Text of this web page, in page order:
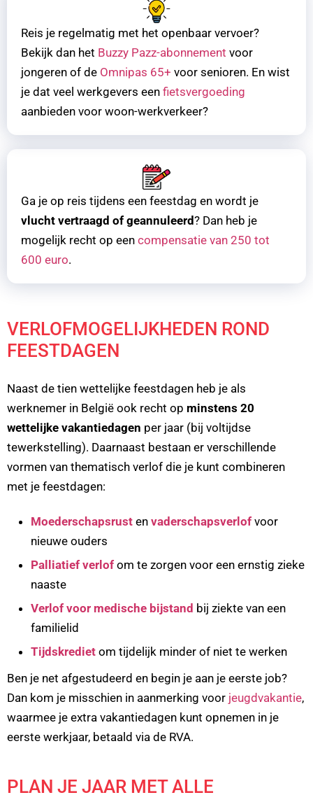
Reis je regelmatig met het openbaar vervoer?
Bekijk dan het Buzzy Pazz-abonnement voor
jongeren of de Omnipas 65+ voor senioren. En wist
je dat veel werkgevers een fietsvergoeding
aanbieden voor woon-werkverkeer?
Ga je op reis tijdens een feestdag en wordt je
vlucht vertraagd of geannuleerd? Dan heb je
mogelijk recht op een compensatie van 250 tot
600 euro.
VERLOFMOGELIJKHEDEN ROND
FEESTDAGEN
Naast de tien wettelijke feestdagen heb je als
werknemer in België ook recht op minstens 20
wettelijke vakantiedagen per jaar (bij voltijdse
tewerkstelling). Daarnaast bestaan er verschillende
vormen van thematisch verlof die je kunt combineren
met je feestdagen:
Moederschapsrust en vaderschapsverlof voor
nieuwe ouders
Palliatief verlof om te zorgen voor een ernstig zieke
naaste
Verlof voor medische bijstand bij ziekte van een
familielid
Tijdskrediet om tijdelijk minder of niet te werken
Ben je net afgestudeerd en begin je aan je eerste job?
Dan kom je misschien in aanmerking voor jeugdvakantie,
waarmee je extra vakantiedagen kunt opnemen in je
eerste werkjaar, betaald via de RVA.
PLAN JE JAAR MET ALLE